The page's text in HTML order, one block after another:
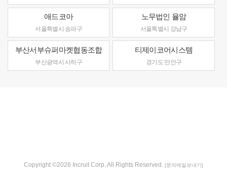
애드코아
서울특별시 송파구
노무법인 율암
서울특별시 강남구
부산서부슈퍼마켓협동조합
부산광역시 사하구
티제이코어시스템
경기도 만안구
Copyright ©2026 Incruit Corp. All Rights Reserved. [문의메일보내기]